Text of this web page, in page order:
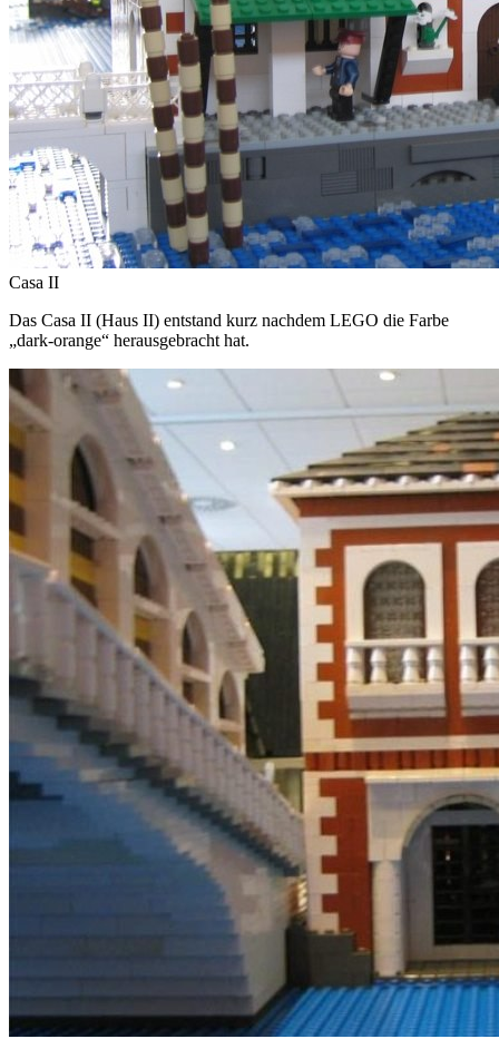
Casa II
Das Casa II (Haus II) entstand kurz nachdem LEGO die Farbe
„dark-orange“ herausgebracht hat.